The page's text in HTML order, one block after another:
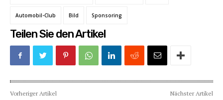
Automobil-Club Bild Sponsoring
Teilen Sie den Artikel
Vorheriger Artikel Nächster Artikel